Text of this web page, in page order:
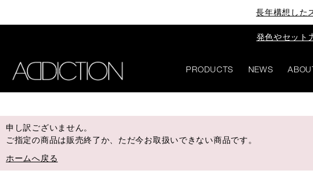
長年構想した
発色やセット
PRODUCTS NEWS
申し訳ございません。
ご指定の商品は販売終了か、ただ今お取扱いできない商品です。
ホームへ戻る